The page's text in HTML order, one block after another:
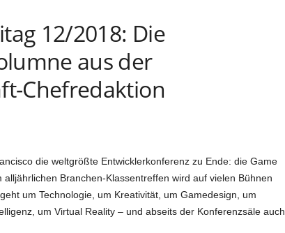
12/2018: Die
aus der
Chefredaktion
die weltgrößte Entwicklerkonferenz zu Ende: die Game
Branchen-Klassentreffen wird auf vielen Bühnen
um Technologie, um Kreativität, um Gamedesign, um
um Virtual Reality – und abseits der Konferenzsäle auch